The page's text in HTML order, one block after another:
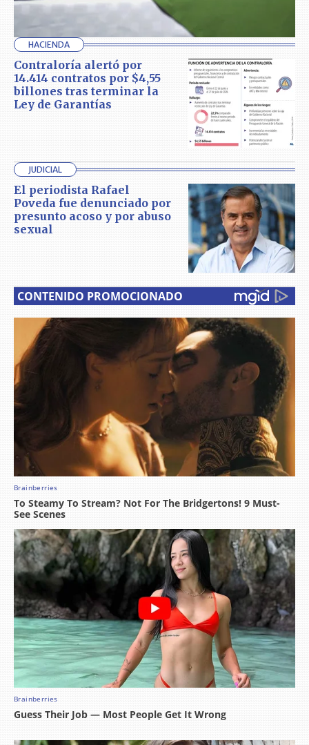
HACIENDA
Contraloría alertó por
14.414 contratos por $4,55
billones tras terminar la
Ley de Garantías
JUDICIAL
El periodista Rafael
Poveda fue denunciado por
presunto acoso y por abuso
sexual